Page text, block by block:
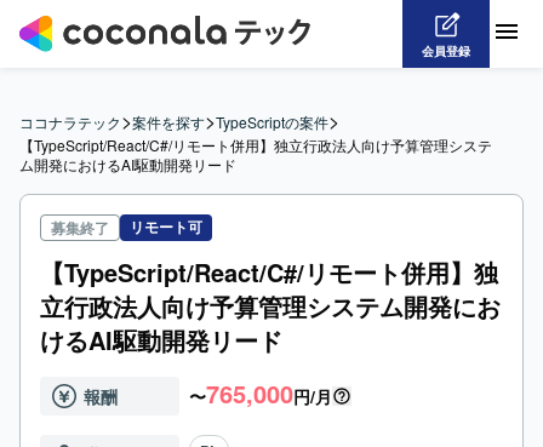
会員登録
ココナラテック>案件を探す>TypeScriptの案件>
【TypeScript/React/C#/リモート併用】独立行政法人向け予算管理システ
ム開発におけるAI駆動開発リード
募集終了 リモート可
【TypeScript/React/C#/リモート併用】独
立行政法人向け予算管理システム開発にお
けるAI駆動開発リード
報酬 〜765,000円/月